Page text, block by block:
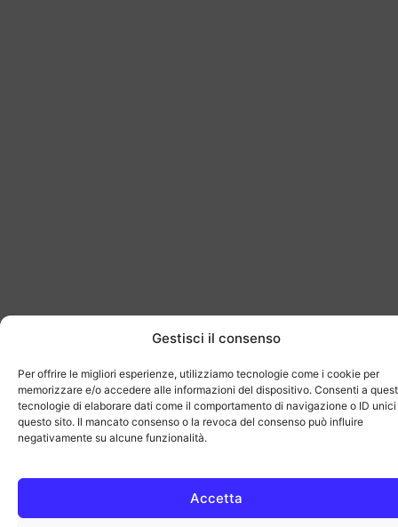
Gestisci il consenso
Per offrire le migliori esperienze, utilizziamo tecnologie come i cookie per
memorizzare e/o accedere alle informazioni del dispositivo. Consenti a
tecnologie di elaborare dati come il comportamento di navigazione o ID unici
questo sito. Il mancato consenso o la revoca del consenso può influire
negativamente su alcune funzionalità.
Accetta